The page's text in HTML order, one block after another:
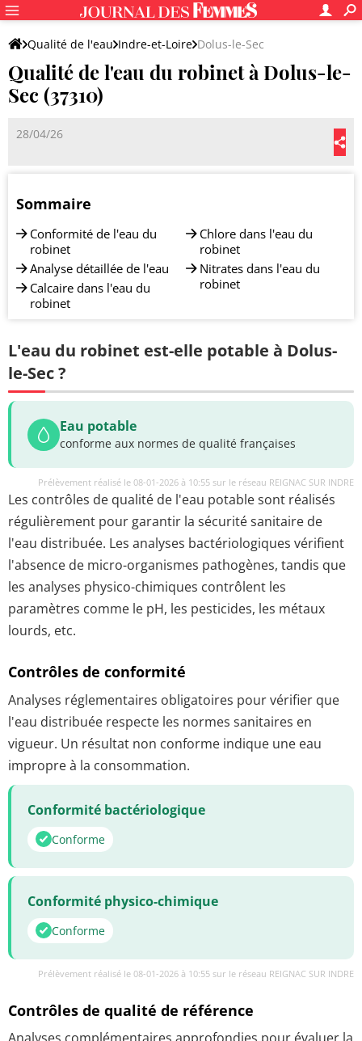
Qualité de l'eau Indre-et-Loire Dolus-le-Sec
Qualité de l'eau du robinet à Dolus-le-
Sec (37310)
28/04/26
Sommaire
Conformité de l'eau du
robinet
Analyse détaillée de l'eau
Calcaire dans l'eau du
robinet
Chlore dans l'eau du
robinet
Nitrates dans l'eau du
robinet
L'eau du robinet est-elle potable à Dolus-
le-Sec ?
Eau potable
conforme aux normes de qualité françaises
Prélèvement réalisé le 08-01-2026 à 10:55 sur le réseau REIGNAC SUR INDRE
Les contrôles de qualité de l'eau potable sont réalisés
régulièrement pour garantir la sécurité sanitaire de
l'eau distribuée. Les analyses bactériologiques vérifient
l'absence de micro-organismes pathogènes, tandis que
les analyses physico-chimiques contrôlent les
paramètres comme le pH, les pesticides, les métaux
lourds, etc.
Contrôles de conformité
Analyses réglementaires obligatoires pour vérifier que
l'eau distribuée respecte les normes sanitaires en
vigueur. Un résultat non conforme indique une eau
impropre à la consommation.
Conformité bactériologique
Conforme
Conformité physico-chimique
Conforme
Prélèvement réalisé le 08-01-2026 à 10:55 sur le réseau REIGNAC SUR INDRE
Contrôles de qualité de référence